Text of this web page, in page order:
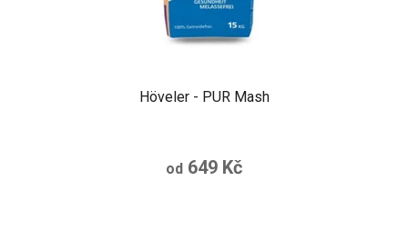
Höveler - PUR Mash
od 649 Kč